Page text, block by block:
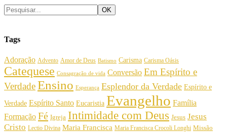
Tags
Adoração Advento Amor de Deus Batismo Carisma Carisma Oásis
Catequese Consagração de vida Conversão Em Espírito e
VerdadeEnsino Esperança Esplendor da Verdade Espírito e
Verdade Espírito Santo Eucaristia Evangelho Família
Formação Fé Igreja Intimidade com Deus Jesus Jesus
Cristo Lectio Divina Maria Francisca Maria Francisca Crocoli Longhi Missão